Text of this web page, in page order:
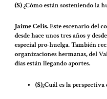
(S)¿Cómo están sosteniendo la
Jaime Celis.Este escenario del
desde hace unos tres años y
especial pro-huelga. También
organizaciones hermanas, del
días están llegando aportes.
(S)¿Cuál es la perspectiva